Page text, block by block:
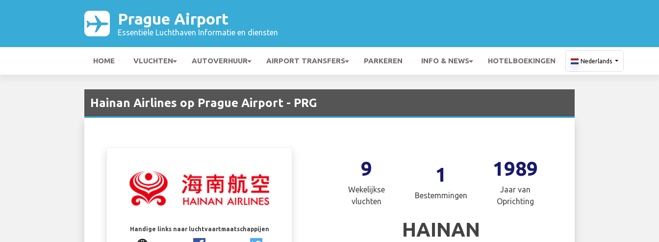
Prague Airport
Essentiële Luchthaven Informatie en diensten
HOME VLUCHTEN AUTOVERHUUR AIRPORT TRANSFERS PARKEREN INFO & NEWS HOTELBOEKINGEN Nederlands
Hainan Airlines op Prague Airport - PRG
Handige links naar luchtvaartmaatschappijen
9
Wekelijkse
vluchten
1
Bestemmingen
1989
Jaar van
Oprichting
HAINAN